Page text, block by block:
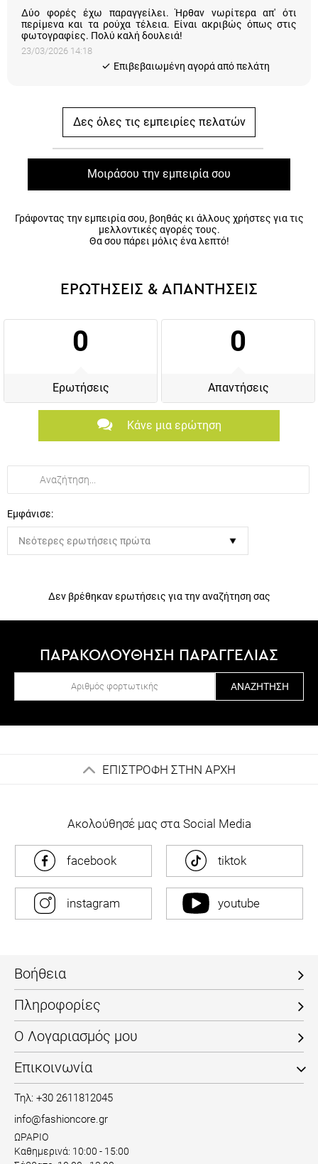
Δύο φορές έχω παραγγείλει. Ήρθαν νωρίτερα απ' ότι
περίμενα και τα ρούχα τέλεια. Είναι ακριβώς όπως στις
φωτογραφίες. Πολύ καλή δουλειά!
23/03/2026 14:18
Eπιβεβαιωμένη αγορά από πελάτη
Δες όλες τις εμπειρίες πελατών
Μοιράσου την εμπειρία σου
Γράφοντας την εμπειρία σου, βοηθάς κι άλλους χρήστες για τις
μελλοντικές αγορές τους.
Θα σου πάρει μόλις ένα λεπτό!
ΕΡΩΤΗΣΕΙΣ & ΑΠΑΝΤΗΣΕΙΣ
0
Ερωτήσεις
0
Απαντήσεις
Κάνε μια ερώτηση
Εμφάνισε:
Δεν βρέθηκαν ερωτήσεις για την αναζήτηση σας
ΠΑΡΑΚΟΛΟΥΘΗΣΗ ΠΑΡΑΓΓΕΛΙΑΣ
ΑΝΑΖΉΤΗΣΗ
ΕΠΙΣΤΡΟΦΗ ΣΤΗΝ ΑΡΧΗ
Ακολούθησέ μας στα Social Media
facebook tiktok
instagram youtube
Βοήθεια
Πληροφορίες
Ο Λογαριασμός μου
Επικοινωνία
Τηλ: +30 2611812045
info@fashioncore.gr
ΩΡΑΡΙΟ
Καθημερινά: 10:00 - 15:00